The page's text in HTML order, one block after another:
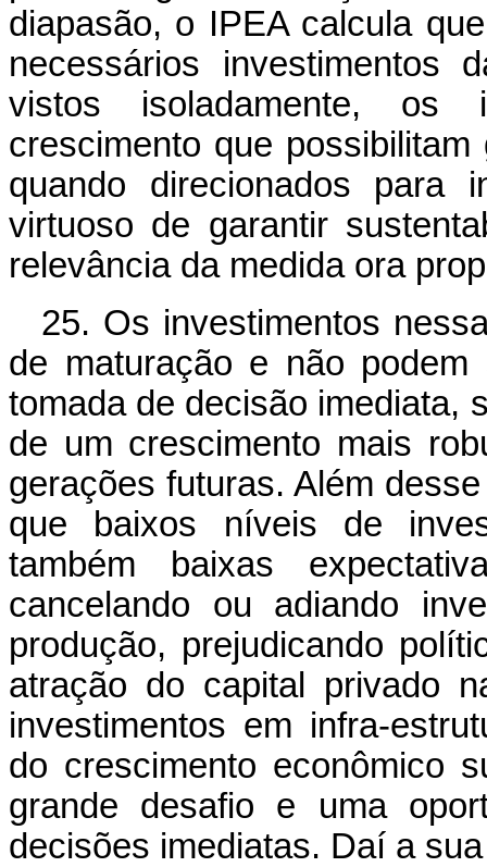
diapasão, o IPEA calcula
necessários
vistos isoladamente, os
crescimento que
quando direcionados para
virtuoso de garantir
relevância da medida ora
25. Os investimentos
de maturação e não
tomada de decisão imediata,
de um crescimento mais
gerações futuras. Além
que baixos níveis de
também baixas
cancelando ou adiando
produção, prejudicando
atração do capital privado
investimentos em infra-
do crescimento econômico
grande desafio e uma
decisões imediatas. Daí a